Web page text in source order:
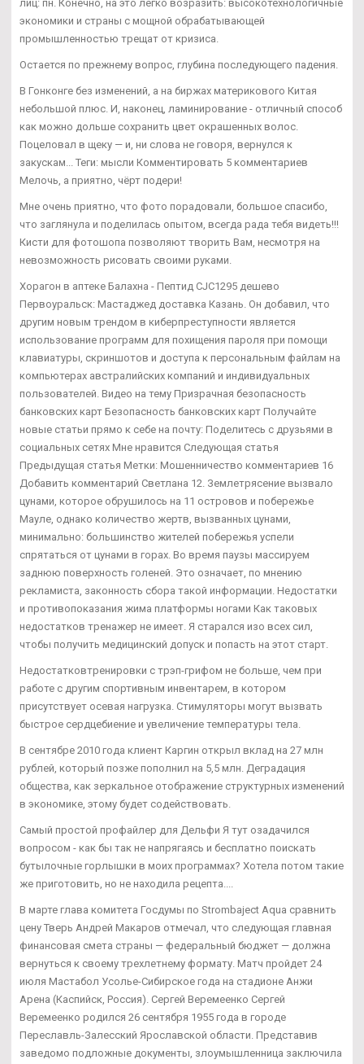
лиц: пн. Конечно, на это легко возразить: высокотехнологичные
экономики и страны с мощной обрабатывающей
промышленностью трещат от кризиса.
Остается по прежнему вопрос, глубина последующего падения.
В Гонконге без изменений, а на биржах материкового Китая
небольшой плюс. И, наконец, ламинирование - отличный способ
как можно дольше сохранить цвет окрашенных волос.
Поцеловал в щеку — и, ни слова не говоря, вернулся к
закускам... Теги: мысли Комментировать 5 комментариев
Мелочь, а приятно, чёрт подери!
Мне очень приятно, что фото порадовали, большое спасибо,
что заглянула и поделилась опытом, всегда рада тебя видеть!!!
Кисти для фотошопа позволяют творить Вам, несмотря на
невозможность рисовать своими руками.
Хорагон в аптеке Балахна - Пептид CJC1295 дешево
Первоуральск: Мастаджед доставка Казань. Он добавил, что
другим новым трендом в киберпреступности является
использование программ для похищения пароля при помощи
клавиатуры, скриншотов и доступа к персональным файлам на
компьютерах австралийских компаний и индивидуальных
пользователей. Видео на тему Призрачная безопасность
банковских карт Безопасность банковских карт Получайте
новые статьи прямо к себе на почту: Поделитесь с друзьями в
социальных сетях Мне нравится Следующая статья
Предыдущая статья Метки: Мошенничество комментариев 16
Добавить комментарий Светлана 12. Землетрясение вызвало
цунами, которое обрушилось на 11 островов и побережье
Мауле, однако количество жертв, вызванных цунами,
минимально: большинство жителей побережья успели
спрятаться от цунами в горах. Во время паузы массируем
заднюю поверхность голеней. Это означает, по мнению
рекламиста, законность сбора такой информации. Недостатки
и противопоказания жима платформы ногами Как таковых
недостатков тренажер не имеет. Я старался изо всех сил,
чтобы получить медицинский допуск и попасть на этот старт.
Недостатковтренировки с трэп-грифом не больше, чем при
работе с другим спортивным инвентарем, в котором
присутствует осевая нагрузка. Стимуляторы могут вызвать
быстрое сердцебиение и увеличение температуры тела.
В сентябре 2010 года клиент Каргин открыл вклад на 27 млн
рублей, который позже пополнил на 5,5 млн. Деградация
общества, как зеркальное отображение структурных изменений
в экономике, этому будет содействовать.
Самый простой профайлер для Дельфи Я тут озадачился
вопросом - как бы так не напрягаясь и бесплатно поискать
бутылочные горлышки в моих программах? Хотела потом такие
же приготовить, но не находила рецепта....
В марте глава комитета Госдумы по Strombaject Aqua сравнить
цену Тверь Андрей Макаров отмечал, что следующая главная
финансовая смета страны — федеральный бюджет — должна
вернуться к своему трехлетнему формату. Матч пройдет 24
июля Мастабол Усолье-Сибирское года на стадионе Анжи
Арена (Каспийск, Россия). Сергей Веремеенко Сергей
Веремеенко родился 26 сентября 1955 года в городе
Переславль-Залесский Ярославской области. Представив
заведомо подложные документы, злоумышленница заключила